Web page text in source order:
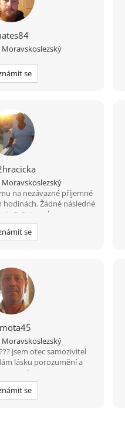
Moravskoslezský
se
Moravskoslezský
na nezávazné příjemné
Žádné následné
:-D Ostravsko
se
Moravskoslezský
jsem otec samozivitel
lásku porozumění a
se